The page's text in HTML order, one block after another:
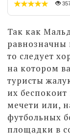
Так как
равнозначны
то следует
на котором
туристы
их
мечети или,
футбольных
площадки в